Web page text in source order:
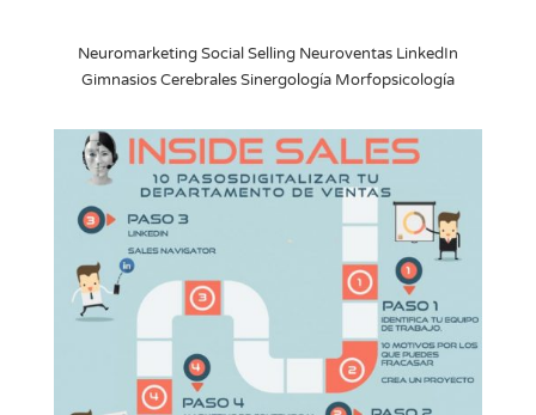
Neuromarketing Social Selling Neuroventas LinkedIn
Gimnasios Cerebrales Sinergología Morfopsicología